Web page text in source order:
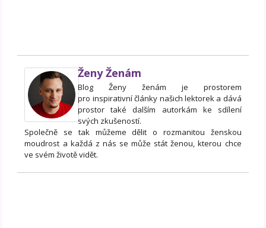
Ženy Ženám
Blog Ženy ženám je prostorem
pro inspirativní články našich lektorek a dává
prostor také dalším autorkám ke sdílení
svých zkušeností.
Společně se tak můžeme dělit o rozmanitou ženskou
moudrost a každá z nás se může stát ženou, kterou chce
ve svém životě vidět.